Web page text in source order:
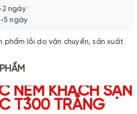
2 ngày
5 ngày
phẩm lỗi do vận chuyển, sản xuất
NỆM KHÁCH SẠN
T300 TRẮNG